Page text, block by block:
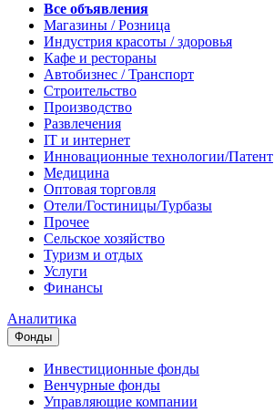
Все объявления
Магазины / Розница
Индустрия красоты / здоровья
Кафе и рестораны
Автобизнес / Транспорт
Строительство
Производство
Развлечения
IT и интернет
Инновационные технологии/Патент
Медицина
Оптовая торговля
Отели/Гостиницы/Турбазы
Прочее
Сельское хозяйство
Туризм и отдых
Услуги
Финансы
Аналитика
Фонды
Инвестиционные фонды
Венчурные фонды
Управляющие компании